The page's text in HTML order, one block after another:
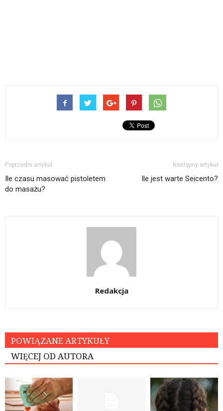
Poprzedni artykuł
Ile czasu masować pistoletem
do masażu?
Następny artykuł
Ile jest warte Seicento?
Redakcja
POWIĄZANE ARTYKUŁY
WIĘCEJ OD AUTORA